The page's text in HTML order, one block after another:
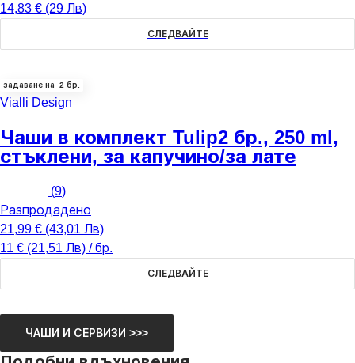
14,83 € (29 Лв)
СЛЕДВАЙТЕ
задаване на 2 бр.
Vialli Design
Чаши в комплект Tulip2 бр., 250 ml,
стъклени, за капучино/за лате
(9)
Разпродадено
21,99 € (43,01 Лв)
11 € (21,51 Лв) / бр.
СЛЕДВАЙТЕ
ЧАШИ И СЕРВИЗИ >>>